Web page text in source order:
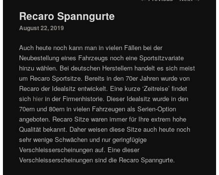
Recaro Spanngurte
August 22, 2019
Auch heute noch kann man in vielen Fällen bei der
Neubestellung eines Fahrzeugs noch eine Sportsitzvariate
hinzu wählen. Bei deutschen Herstellern handelt es sich meist
um Recaro Sportsitze. Bereits in den 70er Jahren wurde von
Recaro der Idealsitz entwickelt. Eine kurze ‘Zeitreise’ findet
sich hier in der Firmenhistorie. Dieser Idealsitz wurde in den
70ern und 80ern in vielen Fahrzeugen als Serien-Option
angeboten. Recaro Sitze waren immer für Ihre extrem hohe
Qualität bekannt. Daher weisen diese Sitze auch heute noch
sehr wenige Schwächen und nur geringfügige
Verschleisserscheinungen auf. Eine dieser
Verschleisserscheinungen sind die Recaro Spanngurte.